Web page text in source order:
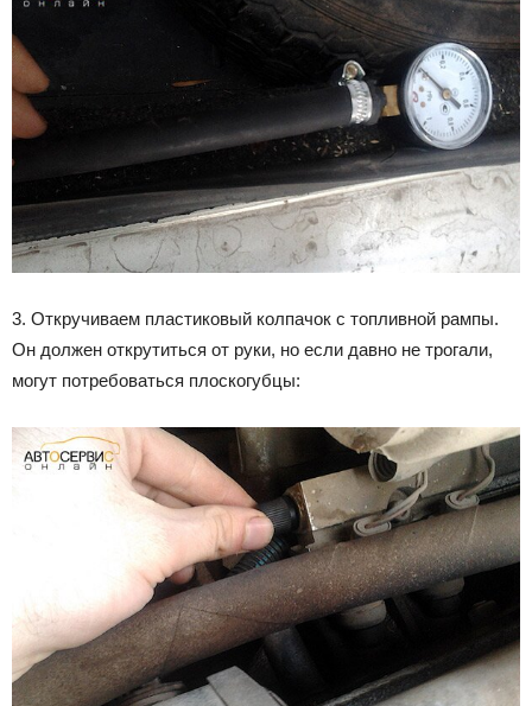
3. Откручиваем пластиковый колпачок с топливной рампы.
Он должен открутиться от руки, но если давно не трогали,
могут потребоваться плоскогубцы: